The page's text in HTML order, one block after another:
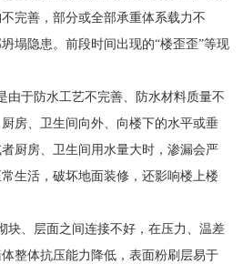
完善，部分或全部承重体系载力不
塌隐患。前段时间出现的“楼歪歪”等现
由于防水工艺不完善、防水材料质量不
房、卫生间向外、向楼下的水平或垂
厨房、卫生间用水量大时，渗漏会严
生活，破坏地面装修，还影响楼上楼
块、层面之间连接不好，在压力、温差
整体抗压能力降低，表面粉刷层易于